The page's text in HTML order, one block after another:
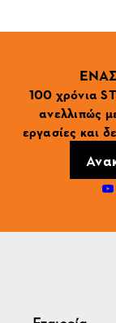
100 χρόνια
ανελλιπώς
εργασίες και